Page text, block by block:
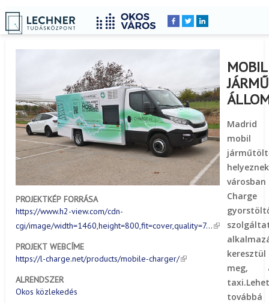
Breadcrumbs
YOU
ARE
HERE:
Címlap Peldatar
PROJEKTKÉP FORRÁSA
https://www.h2-view.com/cdn-
cgi/image/width=1460,height=800,fit=cover,quality=7…
PROJEKT WEBCÍME
https://l-charge.net/products/mobile-charger/
ALRENDSZER
Okos közlekedés
MOBIL
Madrid
mobil
meg,